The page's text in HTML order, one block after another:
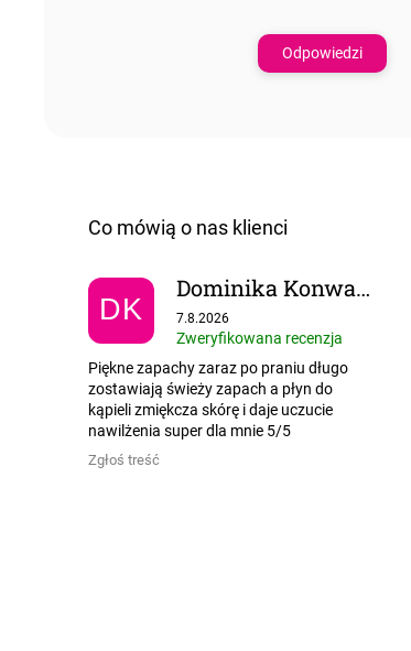
Odpowiedzi
DK
Dominika Konwant
Ocena sklepu to 5 na 5 gwiazdek.
7.8.2026
Zweryfikowana recenzja
Piękne zapachy zaraz po praniu długo
zostawiają świeży zapach a płyn do
kąpieli zmiękcza skórę i daje uczucie
nawilżenia super dla mnie 5/5
Zgłoś treść